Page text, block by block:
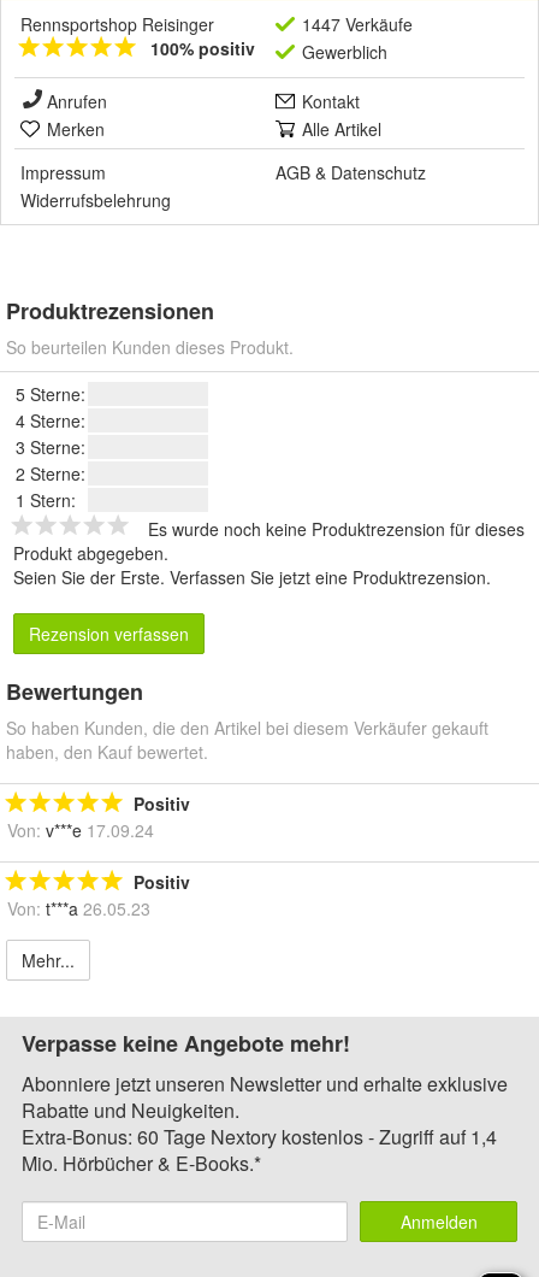
Rennsportshop Reisinger
100% positiv
1447 Verkäufe
Gewerblich
Anrufen
Kontakt
Merken
Alle Artikel
Impressum
AGB & Datenschutz
Widerrufsbelehrung
Produktrezensionen
So beurteilen Kunden dieses Produkt.
5 Sterne:
4 Sterne:
3 Sterne:
2 Sterne:
1 Stern:
Es wurde noch keine Produktrezension für dieses
Produkt abgegeben.
Seien Sie der Erste. Verfassen Sie jetzt eine Produktrezension.
Rezension verfassen
Bewertungen
So haben Kunden, die den Artikel bei diesem Verkäufer gekauft
haben, den Kauf bewertet.
Positiv
Von: v***e 17.09.24
Positiv
Von: t***a 26.05.23
Mehr...
Verpasse keine Angebote mehr!
Abonniere jetzt unseren Newsletter und erhalte exklusive
Rabatte und Neuigkeiten.
Extra-Bonus: 60 Tage Nextory kostenlos - Zugriff auf 1,4
Mio. Hörbücher & E-Books.*
Anmelden